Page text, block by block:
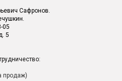
Сафронов.
05
5
продаж)